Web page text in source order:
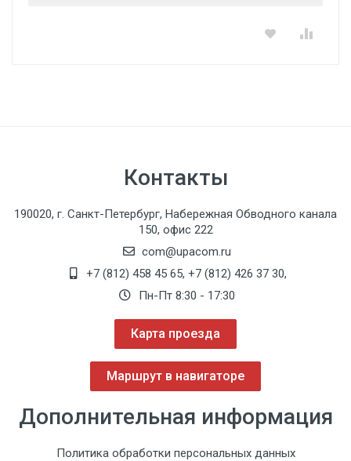
Контакты
190020, г. Санкт-Петербург, Набережная Обводного канала
150, офис 222
com@upacom.ru
+7 (812) 458 45 65, +7 (812) 426 37 30,
Пн-Пт 8:30 - 17:30
Карта проезда
Маршрут в навигаторе
Дополнительная информация
Политика обработки персональных данных